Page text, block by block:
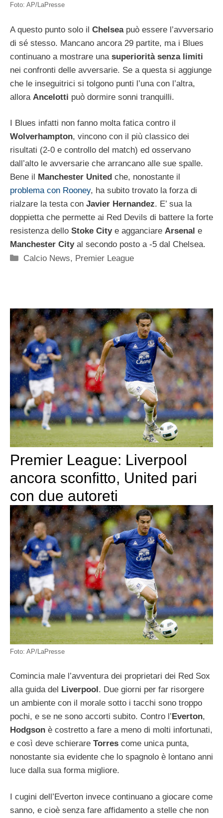
Foto: AP/LaPresse
A questo punto solo il Chelsea può essere l’avversario
di sé stesso. Mancano ancora 29 partite, ma i Blues
continuano a mostrare una superiorità senza limiti
nei confronti delle avversarie. Se a questa si aggiunge
che le inseguitrici si tolgono punti l’una con l’altra,
allora Ancelotti può dormire sonni tranquilli.
I Blues infatti non fanno molta fatica contro il
Wolverhampton, vincono con il più classico dei
risultati (2-0 e controllo del match) ed osservano
dall’alto le avversarie che arrancano alle sue spalle.
Bene il
Manchester United che, nonostante il
problema con Rooney, ha subito trovato la forza di
rialzare la testa con Javier Hernandez. E’ sua la
doppietta che permette ai Red Devils di battere la forte
resistenza dello Stoke Citye agganciare Arsenal e
Manchester Cityal secondo posto a -5 dal Chelsea.
Categorie
Calcio News, Premier League
Premier League: Liverpool
ancora sconfitto, United pari
con due autoreti
Foto: AP/LaPresse
Comincia male l’avventura dei proprietari dei Red Sox
alla guida del Liverpool. Due giorni per far risorgere
un ambiente con il morale sotto i tacchi sono troppo
pochi, e se ne sono accorti subito. Contro l’Everton,
Hodgson è costretto a fare a meno di molti infortunati,
e così deve schierare Torres come unica punta,
nonostante sia evidente che lo spagnolo è lontano anni
luce dalla sua forma migliore.
I cugini dell’Everton invece continuano a giocare come
sanno, e cioè senza fare affidamento a stelle che non